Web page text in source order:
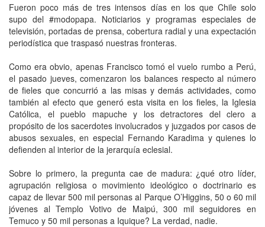
Fueron poco más de tres intensos días en los que Chile solo
supo del #modopapa. Noticiarios y programas especiales de
televisión, portadas de prensa, cobertura radial y una expectación
periodística que traspasó nuestras fronteras.
Como era obvio, apenas Francisco tomó el vuelo rumbo a Perú,
el pasado jueves, comenzaron los balances respecto al número
de fieles que concurrió a las misas y demás actividades, como
también al efecto que generó esta visita en los fieles, la Iglesia
Católica, el pueblo mapuche y los detractores del clero a
propósito de los sacerdotes involucrados y juzgados por casos de
abusos sexuales, en especial Fernando Karadima y quienes lo
defienden al interior de la jerarquía eclesial.
Sobre lo primero, la pregunta cae de madura: ¿qué otro líder,
agrupación religiosa o movimiento ideológico o doctrinario es
capaz de llevar 500 mil personas al Parque O’Higgins, 50 o 60 mil
jóvenes al Templo Votivo de Maipú, 300 mil seguidores en
Temuco y 50 mil personas a Iquique? La verdad, nadie.